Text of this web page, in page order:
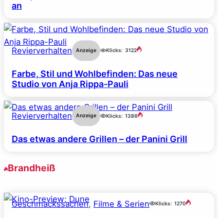
an
Revierverhalten Anzeige Klicks: 3122
Farbe, Stil und Wohlbefinden: Das neue
Studio von Anja Rippa-Pauli
Revierverhalten Anzeige Klicks: 1386
Das etwas andere Grillen – der Panini Grill
Brandheiß
Geschmackssachen, Filme & Serien Klicks: 1270